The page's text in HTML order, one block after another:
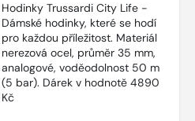
Hodinky Trussardi City Life -
Dámské hodinky, které se hodí
pro každou příležitost. Materiál
nerezová ocel, průměr 35 mm,
analogové, voděodolnost 50 m
(5 bar). Dárek v hodnotě 4890
Kč